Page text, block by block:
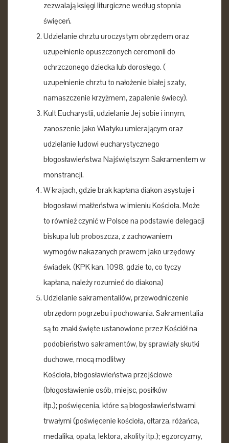
zezwalają księgi liturgiczne według stopnia
święceń.
Udzielanie chrztu uroczystym obrzędem oraz
uzupełnienie opuszczonych ceremonii do
ochrzczonego dziecka lub dorosłego. (
uzupełnienie chrztu to nałożenie białej szaty,
namaszczenie krzyżmem, zapalenie świecy).
Kult Eucharystii, udzielanie Jej sobie i innym,
zanoszenie jako Wiatyku umierającym oraz
udzielanie ludowi eucharystycznego
błogosławieństwa Najświętszym Sakramentem w
monstrancji.
W krajach, gdzie brak kapłana diakon asystuje i
błogosławi małżeństwa w imieniu Kościoła. Może
to również czynić w Polsce na podstawie delegacji
biskupa lub proboszcza, z zachowaniem
wymogów nakazanych prawem jako urzędowy
świadek. (KPK kan. 1098, gdzie to, co tyczy
kapłana, należy rozumieć do diakona)
Udzielanie sakramentaliów, przewodniczenie
obrzędom pogrzebu i pochowania. Sakramentalia
są to znaki święte ustanowione przez Kościół na
podobieństwo sakramentów, by sprawiały skutki
duchowe, mocą modlitwy
Kościoła, błogosławieństwa przejściowe
(błogosławienie osób, miejsc, posiłków
itp.); poświęcenia, które są błogosławieństwami
trwałymi (poświęcenie kościoła, ołtarza, różańca,
medalika, opata, lektora, akolity itp.); egzorcyzmy,